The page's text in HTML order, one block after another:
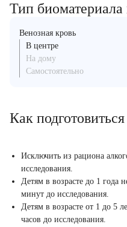
Тип биоматериала
Венозная кровь
В центре
На дому
Самостоятельно
Как подготовиться
Исключить из рациона
исследования.
Детям в возрасте до 1 года
минут до исследования.
Детям в возрасте от 1 до 5
часов до исследования.